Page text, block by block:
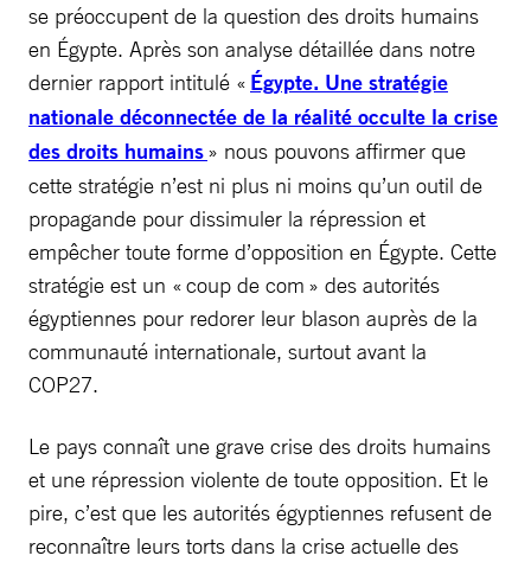
se préoccupent de la question des droits humains
en Égypte. Après son analyse détaillée dans notre
dernier rapport intitulé « Égypte. Une stratégie
nationale déconnectée de la réalité occulte la crise
des droits humains» nous pouvons affirmer que
cette stratégie n’est ni plus ni moins qu’un outil de
propagande pour dissimuler la répression et
empêcher toute forme d’opposition en Égypte. Cette
stratégie est un « coup de com » des autorités
égyptiennes pour redorer leur blason auprès de la
communauté internationale, surtout avant la
COP27.
Le pays connaît une grave crise des droits humains
et une répression violente de toute opposition. Et le
pire, c’est que les autorités égyptiennes refusent de
reconnaître leurs torts dans la crise actuelle des